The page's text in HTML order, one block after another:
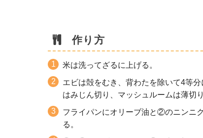
作り方
米は洗ってざるに上げる。
エビは殻をむき、背わたを除いて4等
はみじん切り、マッシュルームは薄切
フライパンにオリーブ油と②のニンニ
る。